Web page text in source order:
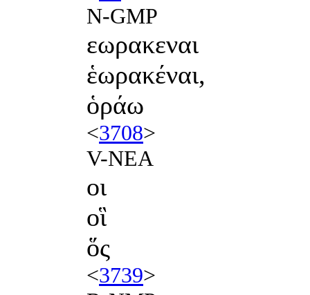
N-GMP
εωρακεναι
ἑωρακέναι,
ὁράω
<3708>
V-NEA
οι
οἳ
ὅς
<3739>